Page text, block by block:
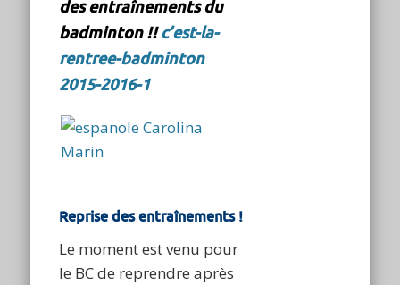
des entraînements du
badminton !!c’est-la-
rentree-badminton
2015-2016-1
Reprise des entraînements !
Le moment est venu pour
le BC de reprendre après